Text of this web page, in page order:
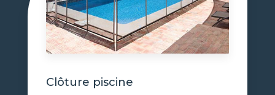
Clôture piscine